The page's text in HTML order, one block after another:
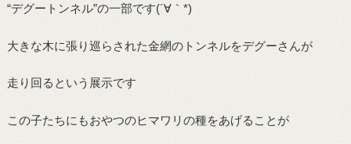
“デグートンネル”の一部です(´∀｀*)
大きな木に張り巡らされた金網のトンネルをデグーさんが
走り回るという展示です
この子たちにもおやつのヒマワリの種をあげることが